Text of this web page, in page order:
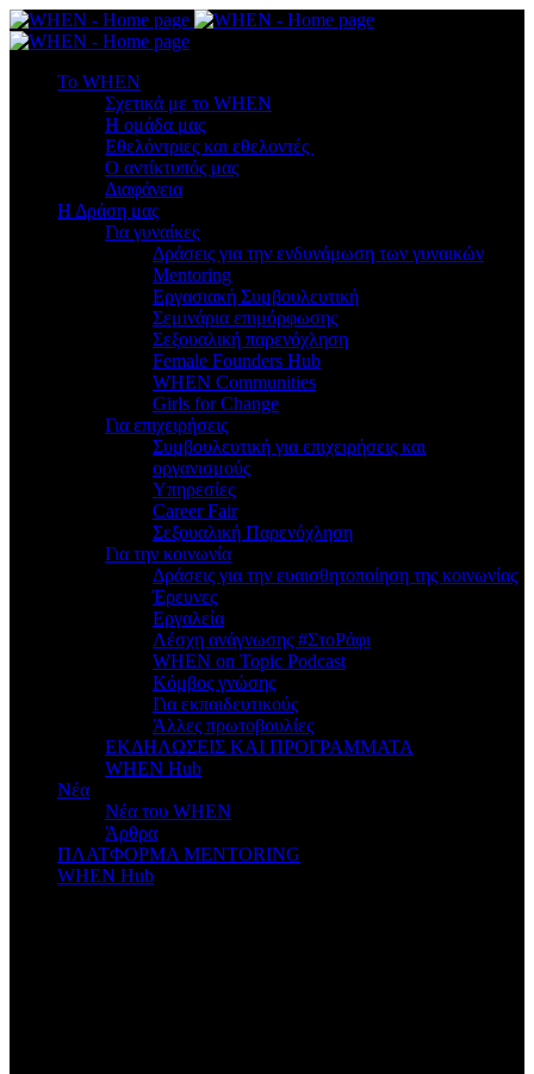
To WHEN
Σχετικά με το WHEN
Η ομάδα μας
Εθελόντριες και εθελοντές
Ο αντίκτυπός μας
Διαφάνεια
Η Δράση μας
Για γυναίκες
Δράσεις για την ενδυνάμωση των γυναικών
Mentoring
Εργασιακή Συμβουλευτική
Σεμινάρια επιμόρφωσης
Σεξουαλική παρενόχληση
Female Founders Hub
WHEN Communities
Girls for Change
Για επιχειρήσεις
Συμβουλευτική για επιχειρήσεις και
οργανισμούς
Υπηρεσίες
Career Fair
Σεξουαλική Παρενόχληση
Για την κοινωνία
Δράσεις για την ευαισθητοποίηση της κοινωνίας
Έρευνες
Εργαλεία
Λέσχη ανάγνωσης #ΣτοΡάφι
WHEN on Topic Podcast
Κόμβος γνώσης
Για εκπαιδευτικούς
Άλλες πρωτοβουλίες
ΕΚΔΗΛΩΣΕΙΣ ΚΑΙ ΠΡΟΓΡΑΜΜΑΤΑ
WHEN Hub
Νέα
Νέα του WHEN
Άρθρα
ΠΛΑΤΦΟΡΜΑ MENTORING
WHEN Hub